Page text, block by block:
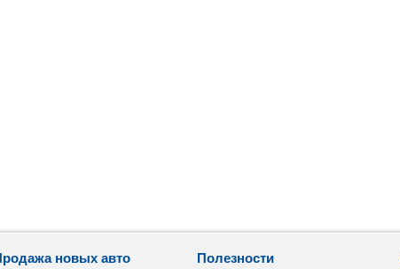
новых авто Полезности